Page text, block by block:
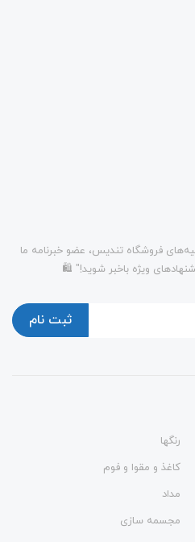
فروشگاه تندیس، عضو خبرنامه ما
ویژه باخبر شوید!" 🛍️
ثبت نام
رنگها
کاغذ و مقوا و فوم
مداد
مجسمه سازی